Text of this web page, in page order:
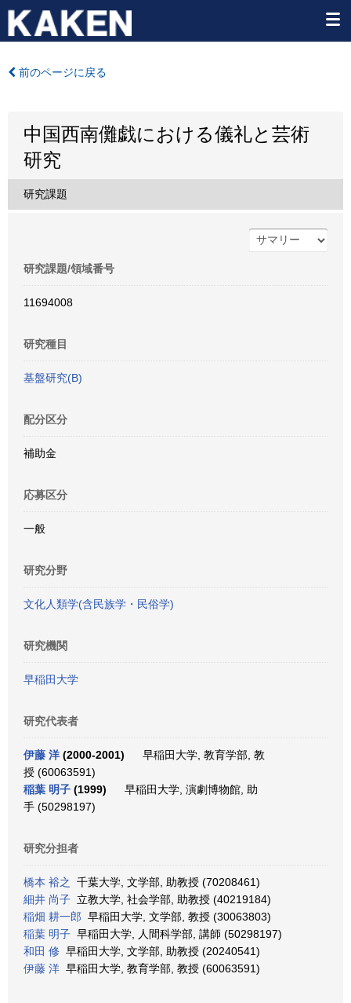
前のページに戻る
中国西南儺戯における儀礼と芸術
研究
研究課題
研究課題/領域番号
11694008
研究種目
基盤研究(B)
配分区分
補助金
応募区分
一般
研究分野
文化人類学(含民族学・民俗学)
研究機関
早稲田大学
研究代表者
伊藤 洋 (2000-2001)
早稲田大学, 教育学部, 教
授 (60063591)
稲葉 明子 (1999)
早稲田大学, 演劇博物館, 助
手 (50298197)
研究分担者
橋本 裕之
千葉大学, 文学部, 助教授 (70208461)
細井 尚子 立教大学, 社会学部, 助教授 (40219184)
稲畑 耕一郎 早稲田大学, 文学部, 教授 (30063803)
稲葉 明子 早稲田大学, 人間科学部, 講師 (50298197)
和田 修 早稲田大学, 文学部, 助教授 (20240541)
伊藤 洋 早稲田大学, 教育学部, 教授 (60063591)